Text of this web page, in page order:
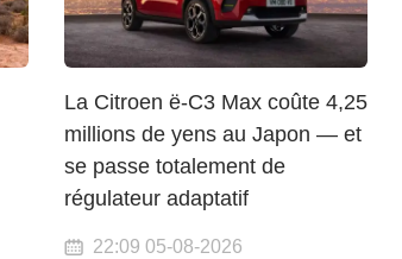
La Citroen ë-C3 Max coûte 4,25
millions de yens au Japon — et
se passe totalement de
régulateur adaptatif
22:09 05-08-2026